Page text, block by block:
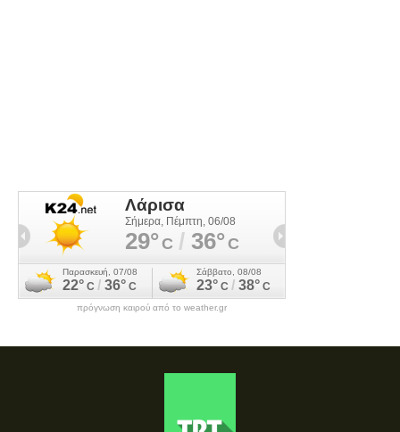
πρόγνωση καιρού από το weather.gr